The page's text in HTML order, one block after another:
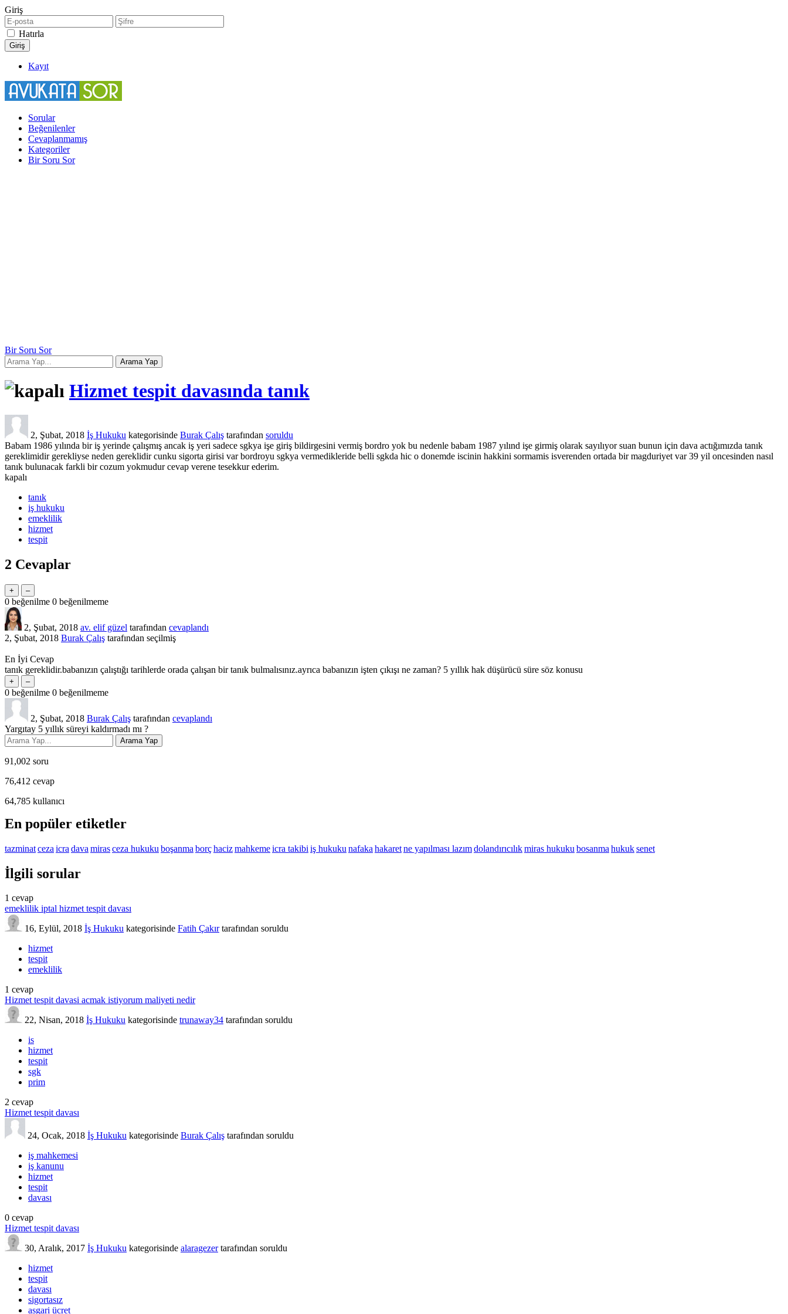
Giriş
Hatırla
Kayıt
Sorular
Beğenilenler
Cevaplanmamış
Kategoriler
Bir Soru Sor
Bir Soru Sor
Hizmet tespit davasında tanık
2, Şubat, 2018 İş Hukuku kategorisinde Burak Çalış tarafından soruldu
Babam 1986 yılında bir iş yerinde çalışmış ancak iş yeri sadece sgkya işe giriş bildirgesini vermiş bordro yok bu nedenle babam 1987 yılınd işe girmiş olarak sayılıyor suan bunun için dava actığımızda tanık
gereklimidir gerekliyse neden gereklidir cunku sigorta girisi var bordroyu sgkya vermedikleride belli sgkda hic o donemde iscinin hakkini sormamis isverenden ortada bir magduriyet var 39 yil oncesinden nasıl
tanık bulunacak farkli bir cozum yokmudur cevap verene tesekkur ederim.
kapalı
tanık
iş hukuku
emeklilik
hizmet
tespit
2 Cevaplar
0 beğenilme 0 beğenilmeme
2, Şubat, 2018 av. elif güzel tarafından cevaplandı
2, Şubat, 2018 Burak Çalış tarafından seçilmiş
En İyi Cevap
tanık gereklidir.babanızın çalıştığı tarihlerde orada çalışan bir tanık bulmalısınız.ayrıca babanızın işten çıkışı ne zaman? 5 yıllık hak düşürücü süre söz konusu
0 beğenilme 0 beğenilmeme
2, Şubat, 2018 Burak Çalış tarafından cevaplandı
Yargıtay 5 yıllık süreyi kaldırmadı mı ?
91,002 soru
76,412 cevap
64,785 kullanıcı
En popüler etiketler
tazminatceza icra dava mirasceza hukuku boşanma borçhacizmahkemeicra takibi iş hukuku nafaka hakaretne yapılması lazımdolandırıcılıkmiras hukuku bosanma hukuksenet
İlgili sorular
1 cevap
emeklilik iptal hizmet tespit davası
16, Eylül, 2018 İş Hukuku kategorisinde Fatih Çakır tarafından soruldu
hizmet
tespit
emeklilik
1 cevap
Hizmet tespit davasi acmak istiyorum maliyeti nedir
22, Nisan, 2018 İş Hukuku kategorisinde trunaway34 tarafından soruldu
is
hizmet
tespit
sgk
prim
2 cevap
Hizmet tespit davası
24, Ocak, 2018 İş Hukuku kategorisinde Burak Çalış tarafından soruldu
iş mahkemesi
iş kanunu
hizmet
tespit
davası
0 cevap
Hizmet tespit davası
30, Aralık, 2017 İş Hukuku kategorisinde alaragezer tarafından soruldu
hizmet
tespit
davası
sigortasız
asgari ücret